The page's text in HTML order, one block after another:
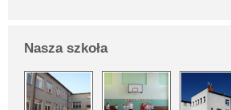
Nasza szkoła